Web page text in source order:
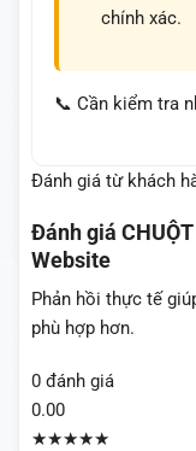
chính xác.
📞 Cần kiểm tra
Đánh giá từ khách
Đánh giá
Website
Phản hồi thực tế
phù hợp hơn.
0 đánh giá
0.00
★★★★★